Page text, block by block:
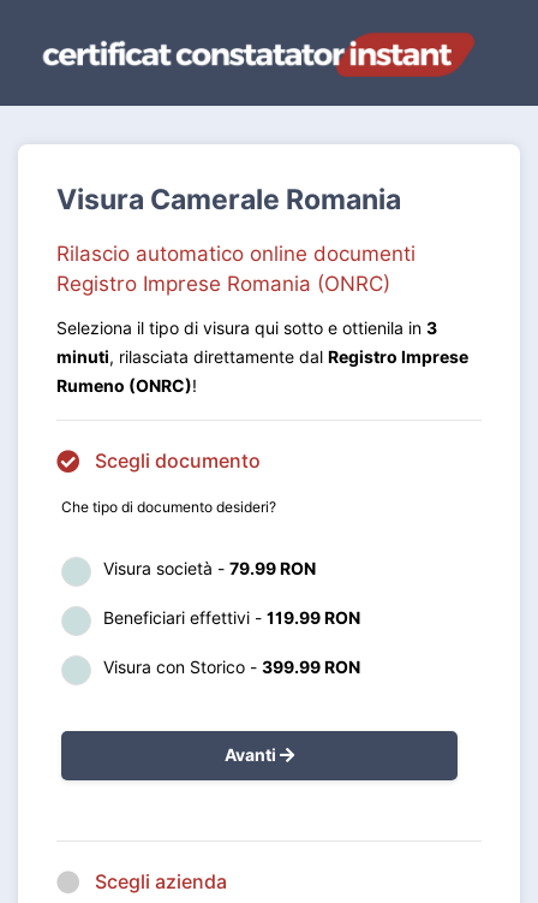
Visura Camerale Romania
Rilascio automatico online documenti
Registro Imprese Romania (ONRC)
Seleziona il tipo di visura qui sotto e ottienila in 3
minuti, rilasciata direttamente dal Registro Imprese
Rumeno (ONRC)!
Scegli documento
Che tipo di documento desideri?
Visura società - 79.99 RON
Beneficiari effettivi - 119.99 RON
Visura con Storico - 399.99 RON
Avanti
Scegli azienda